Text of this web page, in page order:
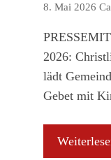
8. Mai 2026
2026:
lädt
Gebet mit